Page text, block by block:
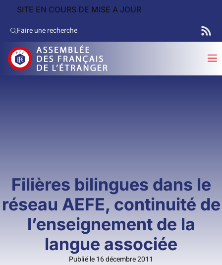
SITE EN COURS DE MISE A JOUR
Faire une recherche
Filières bilingues dans le
réseau AEFE, continuité de
l’enseignement de la
langue associée
Publié le 16 décembre 2011